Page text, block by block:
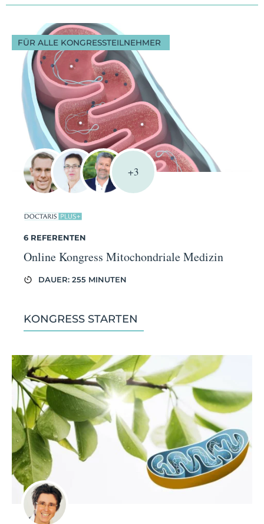
FÜR ALLE KONGRESSTEILNEHMER
+3
6 REFERENTEN
Online Kongress Mitochondriale Medizin
DAUER: 255 MINUTEN
KONGRESS STARTEN